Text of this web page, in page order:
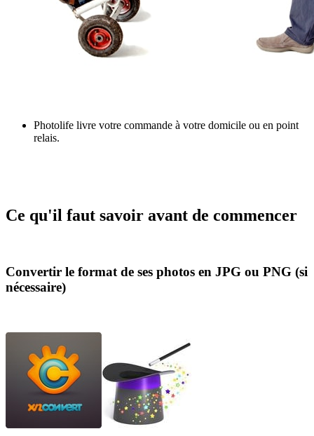
Photolife livre votre commande à votre domicile ou en point
relais.
Ce qu'il faut savoir avant de commencer
Convertir le format de ses photos en JPG ou PNG (si
nécessaire)